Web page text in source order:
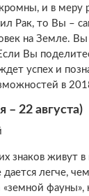
и в меру
Рак, то Вы –
на Земле.
Вы
успех и
в
22 августа)
знаков живут
легче,
«земной фауны»,